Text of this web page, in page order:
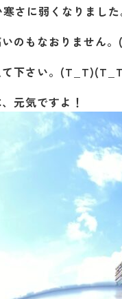
さに弱くなりまし
のもなおりません
て下さい。
元気ですよ！